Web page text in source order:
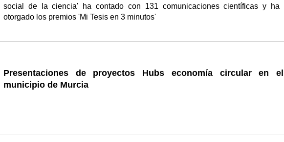
social de la ciencia' ha contado con 131 comunicaciones científicas y ha
otorgado los premios 'Mi Tesis en 3 minutos'
Presentaciones de proyectos Hubs economía circular en el
municipio de Murcia